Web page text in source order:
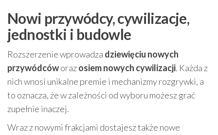
Nowi przywódcy, cywilizacje,
jednostki i budowle
Rozszerzenie wprowadza dziewięciu nowych
przywódcóworazosiem nowych cywilizacji. Każda z
nich wnosi unikalne premie i mechanizmy rozgrywki, a
to oznacza, że w zależności od wyboru możesz grać
zupełnie inaczej.
Wraz z nowymi frakcjami dostajesz także nowe